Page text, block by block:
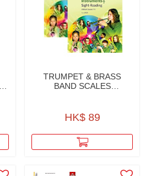
TRUMPET & BRASS
BAND SCALES
HK$ 89